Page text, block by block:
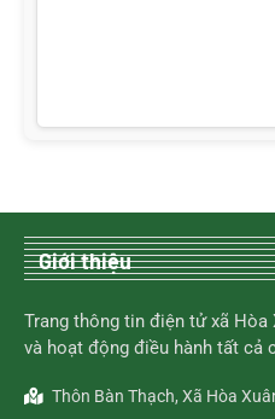
Giới thiệu
Trang thông tin điện tử xã
và hoạt động điều hành tất cả
Thôn Bàn Thạch, Xã Hòa